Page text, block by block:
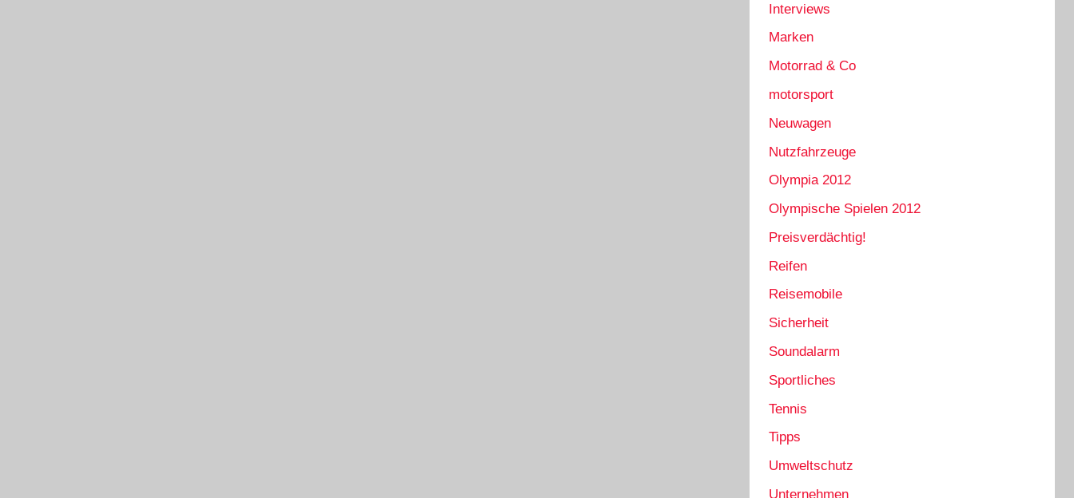
Interviews
Marken
Motorrad & Co
motorsport
Neuwagen
Nutzfahrzeuge
Olympia 2012
Olympische Spielen 2012
Preisverdächtig!
Reifen
Reisemobile
Sicherheit
Soundalarm
Sportliches
Tennis
Tipps
Umweltschutz
Unternehmen